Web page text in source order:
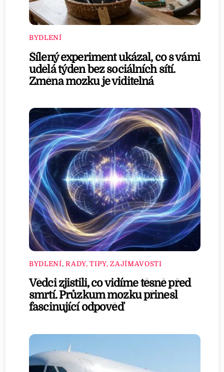
BYDLENÍ
Šílený experiment ukázal, co s vámi
udělá týden bez sociálních sítí.
Změna mozku je viditelná
BYDLENÍ,RADY, TIPY, ZAJÍMAVOSTI
Vědci zjistili, co vidíme těsně před
smrtí. Průzkum mozku přinesl
fascinující odpověď